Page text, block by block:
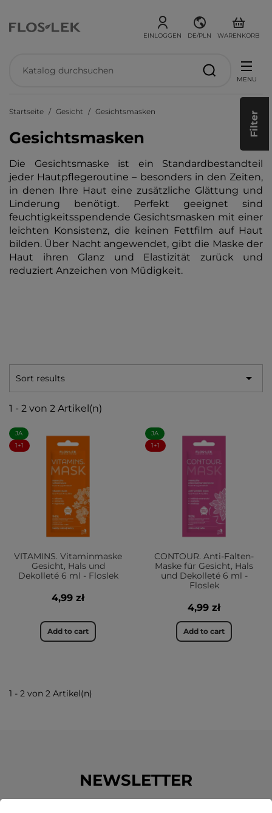
EINLOGGEN DE/PLN WARENKORB
MENU
Startseite Gesicht Gesichtsmasken
Gesichtsmasken
Die Gesichtsmaske ist ein Standardbestandteil
jeder Hautpflegeroutine – besonders in den Zeiten,
in denen Ihre Haut eine zusätzliche Glättung und
Linderung benötigt. Perfekt geeignet sind
feuchtigkeitsspendende Gesichtsmasken mit einer
leichten Konsistenz, die keinen Fettfilm auf Haut
bilden. Über Nacht angewendet, gibt die Maske der
Haut ihren Glanz und Elastizität zurück und
reduziert Anzeichen von Müdigkeit.
Sort results 
Filter
1 - 2 von 2 Artikel(n)
JA
1+1
VITAMINS. Vitaminmaske
Gesicht, Hals und
Dekolleté 6 ml - Floslek
4,99 zł
Add to cart
JA
1+1
CONTOUR. Anti-Falten-
Maske für Gesicht, Hals
und Dekolleté 6 ml -
Floslek
4,99 zł
Add to cart
1 - 2 von 2 Artikel(n)
NEWSLETTER